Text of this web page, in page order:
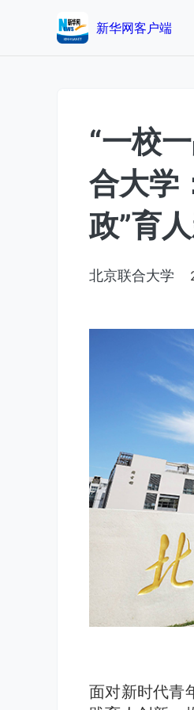
新华网客户端
“一校
合大学
政”育
北京联合大学
面对新时代青